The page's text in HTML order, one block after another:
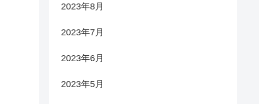
2023年8月
2023年7月
2023年6月
2023年5月